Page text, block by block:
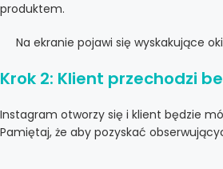
produktem.
Na ekranie pojawi się wyskakujące
Krok 2: Klient przechodzi
Instagram otworzy się i klient będzie
Pamiętaj, że aby pozyskać